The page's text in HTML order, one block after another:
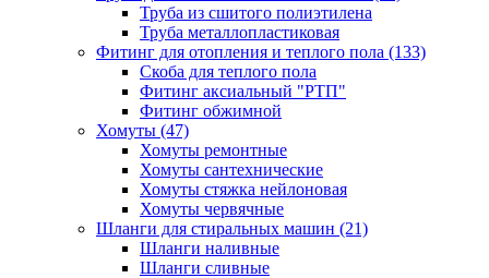
Труба из сшитого полиэтилена
Труба металлопластиковая
Фитинг для отопления и теплого пола (133)
Скоба для теплого пола
Фитинг аксиальный "РТП"
Фитинг обжимной
Хомуты (47)
Хомуты ремонтные
Хомуты сантехнические
Хомуты стяжка нейлоновая
Хомуты червячные
Шланги для стиральных машин (21)
Шланги наливные
Шланги сливные